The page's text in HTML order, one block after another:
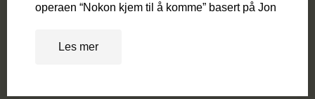
operaen “Nokon kjem til å komme” basert på Jon
Les mer